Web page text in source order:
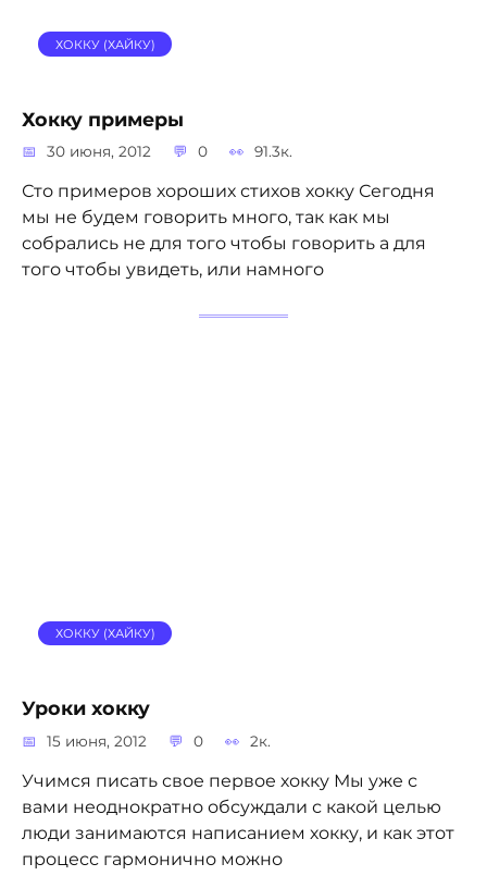
ХОККУ (ХАЙКУ)
Хокку примеры
30 июня, 2012 0 91.3к.
Сто примеров хороших стихов хокку Сегодня
мы не будем говорить много, так как мы
собрались не для того чтобы говорить а для
того чтобы увидеть, или намного
ХОККУ (ХАЙКУ)
Уроки хокку
15 июня, 2012 0 2к.
Учимся писать свое первое хокку Мы уже с
вами неоднократно обсуждали с какой целью
люди занимаются написанием хокку, и как этот
процесс гармонично можно